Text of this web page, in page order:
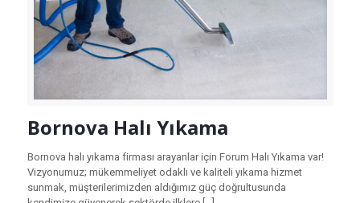
Bornova Halı Yıkama
Bornova halı yıkama firması arayanlar için Forum Halı Yıkama var!
Vizyonumuz; mükemmeliyet odaklı ve kaliteli yıkama hizmet
sunmak, müşterilerimizden aldığımız güç doğrultusunda